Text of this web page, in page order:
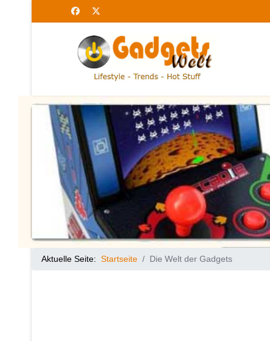
Aktuelle Seite: Startseite Die Welt der Gadgets